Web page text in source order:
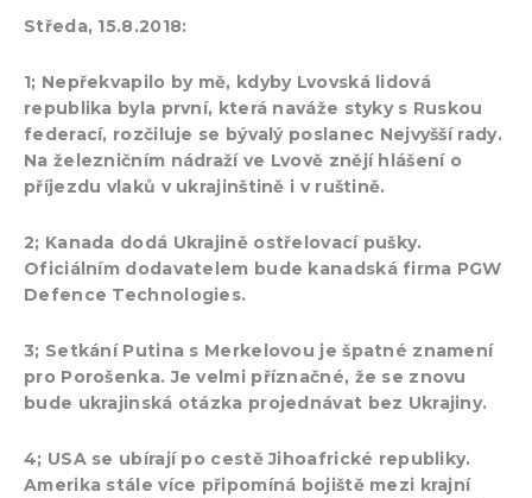
Středa, 15.8.2018:
1; Nepřekvapilo by mě, kdyby Lvovská lidová
republika byla první, která naváže styky s Ruskou
federací, rozčiluje se bývalý poslanec Nejvyšší rady.
Na železničním nádraží ve Lvově znějí hlášení o
příjezdu vlaků v ukrajinštině i v ruštině.
2; Kanada dodá Ukrajině ostřelovací pušky.
Oficiálním dodavatelem bude kanadská firma PGW
Defence Technologies.
3; Setkání Putina s Merkelovou je špatné znamení
pro Porošenka. Je velmi příznačné, že se znovu
bude ukrajinská otázka projednávat bez Ukrajiny.
4; USA se ubírají po cestě Jihoafrické republiky.
Amerika stále více připomíná bojiště mezi krajní